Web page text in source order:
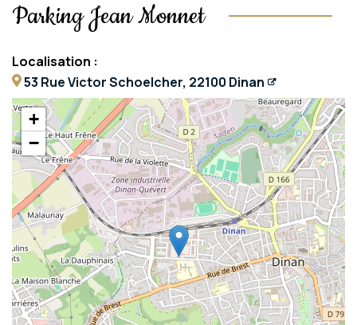
Parking Jean Monnet
Localisation :
53 Rue Victor Schoelcher, 22100 Dinan
+
−